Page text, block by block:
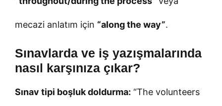
mecazi anlatım için “along the way”.
Sınavlarda ve iş yazışmalarında
nasıl karşınıza çıkar?
Sınav tipi boşluk doldurma: “The volunteers